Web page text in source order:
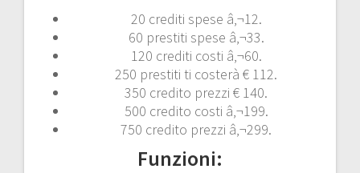
20 crediti spese â‚¬12.
60 prestiti spese â‚¬33.
120 crediti costi â‚¬60.
250 prestiti ti costerà € 112.
350 credito prezzi € 140.
500 credito costi â‚¬199.
750 credito prezzi â‚¬299.
Funzioni: